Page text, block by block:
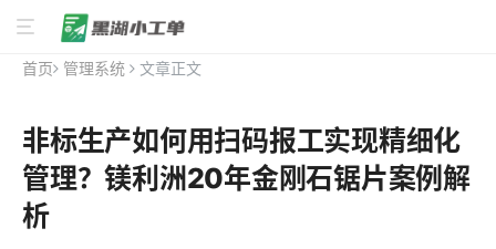
首页 管理系统 文章正文
非标生产如何用扫码报工实现精细化
管理？镁利洲20年金刚石锯片案例解
析